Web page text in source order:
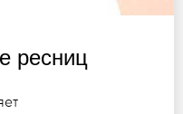
ресниц